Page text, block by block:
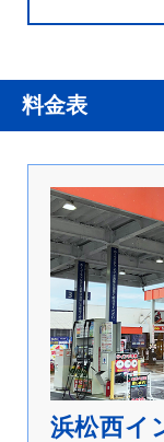
料金表
浜松西イ